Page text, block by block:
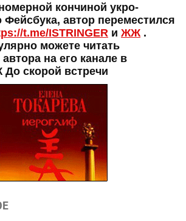
кончиной укро-
Фейсбука, автор переместился
t.me/ISTRINGER и ЖЖ .
можете читать
на его канале в
скорой встречи